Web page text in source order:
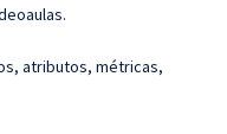
atributos, métricas,